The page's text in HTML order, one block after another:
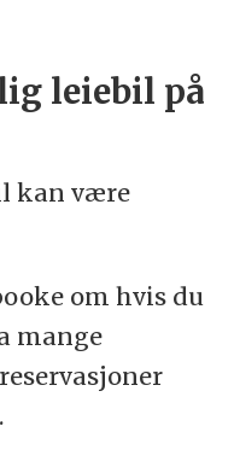
leiebil på
kan være
om hvis du
mange